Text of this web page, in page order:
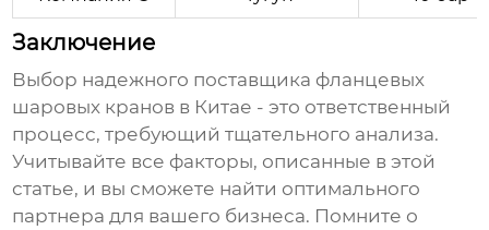
Заключение
Выбор надежного поставщика фланцевых
шаровых кранов в Китае - это ответственный
процесс, требующий тщательного анализа.
Учитывайте все факторы, описанные в этой
статье, и вы сможете найти оптимального
партнера для вашего бизнеса. Помните о